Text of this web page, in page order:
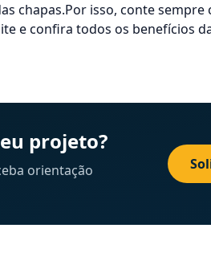
chapas.Por isso, conte sempre
e confira todos os benefícios
projeto?
orientação